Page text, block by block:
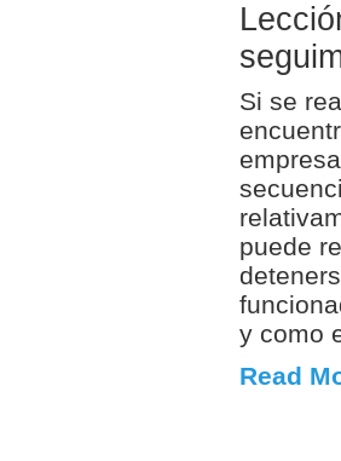
Si se
puede
y como
Read